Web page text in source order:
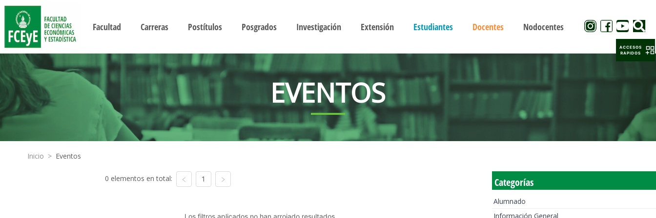
Facultad Carreras Postítulos Posgrados Investigación Extensión Estudiantes Docentes Nodocentes
EVENTOS
Inicio > Eventos
0 elementos en total: 1
Los filtros aplicados no han arrojado resultados
Categorías
Alumnado
Información General
ACCESOS
RAPIDOS